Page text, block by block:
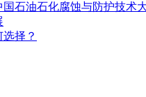
石油石化腐蚀与防护技术
择？